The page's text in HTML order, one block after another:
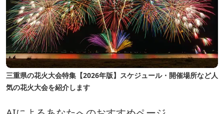
三重県の花火大会特集【2026年版】スケジュール・開催場所など人
気の花火大会を紹介します